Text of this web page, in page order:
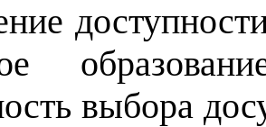
выбора